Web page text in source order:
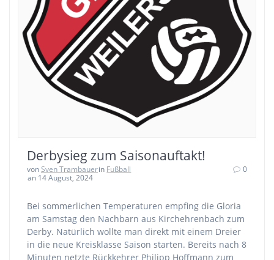
Derbysieg zum Saisonauftakt!
vonSven Trambauerin Fußball
an 14 August, 2024
0
Bei sommerlichen Temperaturen empfing die Gloria
am Samstag den Nachbarn aus Kirchehrenbach zum
Derby. Natürlich wollte man direkt mit einem Dreier
in die neue Kreisklasse Saison starten. Bereits nach 8
Minuten netzte Rückkehrer Philipp Hoffmann zum